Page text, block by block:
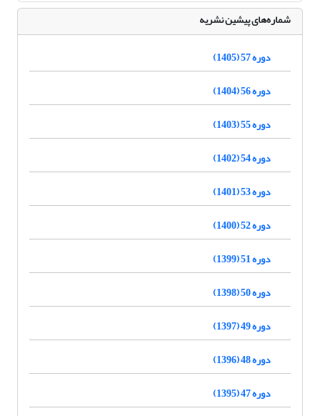
شماره‌های پیشین نشریه
دوره 57 (1405)
دوره 56 (1404)
دوره 55 (1403)
دوره 54 (1402)
دوره 53 (1401)
دوره 52 (1400)
دوره 51 (1399)
دوره 50 (1398)
دوره 49 (1397)
دوره 48 (1396)
دوره 47 (1395)